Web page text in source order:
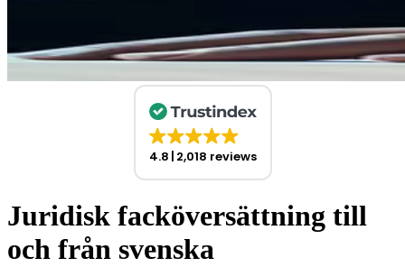
4.8 2,018 reviews
Juridisk facköversättning till
och från svenska